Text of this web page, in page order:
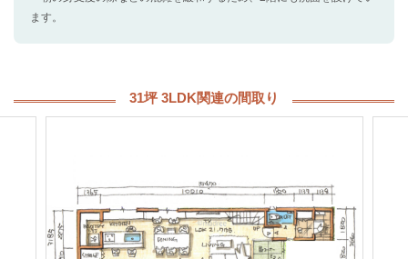
ます。
31坪 3LDK関連の間取り